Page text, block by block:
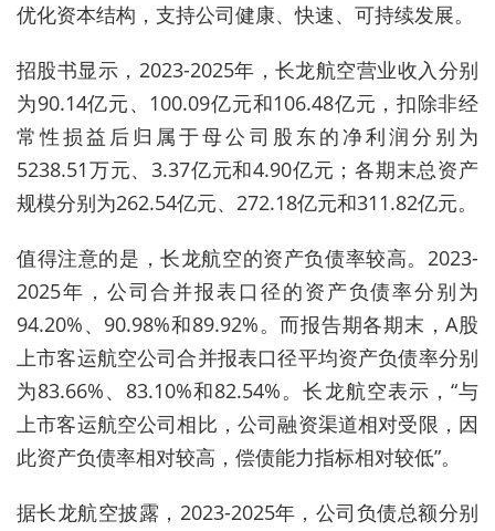
优化资本结构，支持公司健康、快速、可持续发展。
招股书显示，2023-2025年 ，长龙航空营业收入分别
为90.14亿元、100.09亿元和106.48亿元，扣除非经
常性损益后归属于母公司股东的净利润分别为
5238.51万元、3.37亿元和4.90亿元；各期末总资产
规模分别为262.54亿元、272.18亿元和311.82亿元。
值得注意的是，长龙航空的资产负债率较高。2023-
2025年， 公司合并报表口径的资产负债率分别为
94.20%、90.98%和89.92%。而报告期各期末，A股
上市客运航空公司合并报表口径平均资产负债率分别
为83.66%、83.10%和82.54%。长龙航空表示，“与
上市客运航空公司相比，公司融资渠道相对受限，因
此资产负债率相对较高，偿债能力指标相对较低”。
据长龙航空披露，2023-2025年，公司负债总额分别